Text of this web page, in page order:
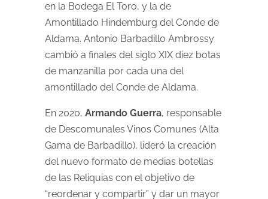
en la Bodega El Toro, y la de
Amontillado Hindemburg del Conde de
Aldama. Antonio Barbadillo Ambrossy
cambió a finales del siglo XIX diez botas
de manzanilla por cada una del
amontillado del Conde de Aldama.
En 2020, Armando Guerra, responsable
de Descomunales Vinos Comunes (Alta
Gama de Barbadillo), lideró la creación
del nuevo formato de medias botellas
de las Reliquias con el objetivo de
“reordenar y compartir” y dar un mayor